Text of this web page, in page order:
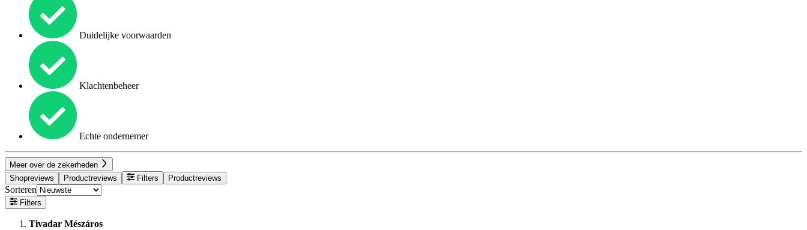
Duidelijke voorwaarden
Klachtenbeheer
Echte ondernemer
Meer over de zekerheden
Shopreviews
Productreviews Filters Productreviews
Sorteren
Filters
Tivadar Mészáros